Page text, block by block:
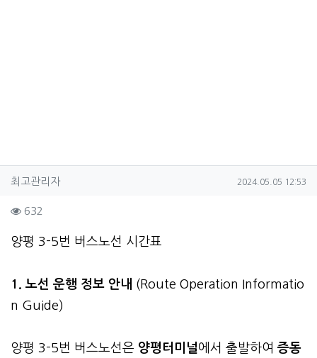
작성자 정보
최고관리자작성 작성일
2024.05.05 12:53
컨텐츠 정보
632
본문
양평 3-5번 버스노선 시간표
1. 노선 운행 정보 안내 (Route Operation Informatio
n Guide)
양평 3-5번 버스노선은 양평터미널에서 출발하여 증동